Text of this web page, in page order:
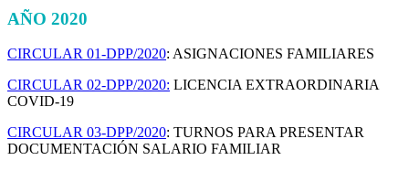
AÑO 2020
CIRCULAR 01-DPP/2020: ASIGNACIONES FAMILIARES
CIRCULAR 02-DPP/2020: LICENCIA EXTRAORDINARIA
COVID-19
CIRCULAR 03-DPP/2020: TURNOS PARA PRESENTAR
DOCUMENTACIÓN SALARIO FAMILIAR